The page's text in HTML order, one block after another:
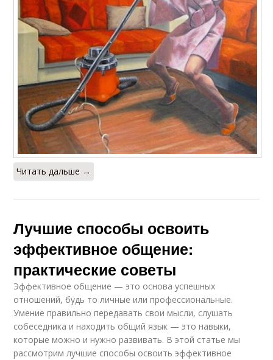
Читать дальше →
Лучшие способы освоить
эффективное общение:
практические советы
Эффективное общение — это основа успешных
отношений, будь то личные или профессиональные.
Умение правильно передавать свои мысли, слушать
собеседника и находить общий язык — это навыки,
которые можно и нужно развивать. В этой статье мы
рассмотрим лучшие способы освоить эффективное